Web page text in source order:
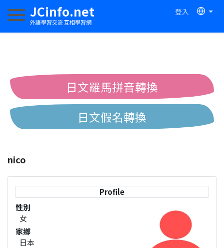
JCinfo.net
外語學習交流 互相學習網
登入
切換導航
日文羅馬拼音轉換
日文假名轉換
中日漢字互換
nico
Profile
性別
女
家鄉
日本